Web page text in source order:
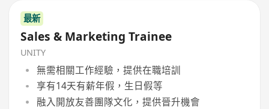
最新
Sales & Marketing Trainee
UNITY
無需相關工作經驗，提供在職培訓
享有14天有薪年假，生日假等
融入開放友善團隊文化，提供晉升機會